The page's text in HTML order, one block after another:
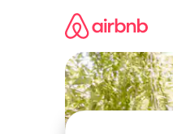
съдържанието